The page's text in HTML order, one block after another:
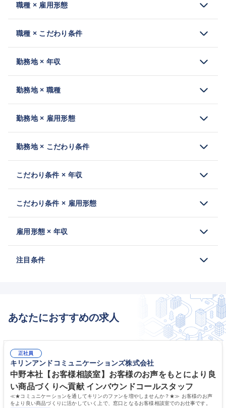
職種 × 雇用形態
職種 × こだわり条件
勤務地 × 年収
勤務地 × 職種
勤務地 × 雇用形態
勤務地 × こだわり条件
こだわり条件 × 年収
こだわり条件 × 雇用形態
雇用形態 × 年収
注目条件
あなたにおすすめの求人
正社員
キリンアンドコミュニケーションズ株式会社
中野本社【お客様相談室】お客様のお声をもとにより良
い商品づくりへ貢献 インバウンドコールスタッフ
≪★コミュニケーションを通してキリンのファンを増やしませんか？★≫ お客様のお声
をより良い商品づくりに活かしていく上で、窓口となるお客様相談室でのお仕事です。